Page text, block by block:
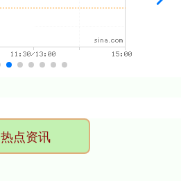
热点资讯